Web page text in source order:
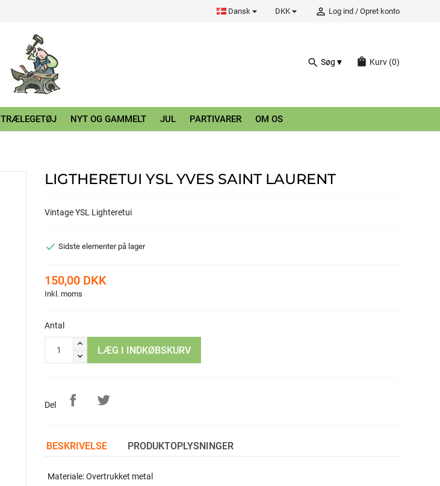
Dansk DKK person_outline Log ind / Opret konto
search Søg shopping_bag Kurv (0)
TRÆLEGETØJ NYT OG GAMMELT JUL PARTIVARER OM OS
LIGTHERETUI YSL YVES SAINT LAURENT
Vintage YSL Lighteretui
 Sidste elementer på lager
150,00 DKK
Inkl. moms
Antal
LÆG I INDKØBSKURV
Del
BESKRIVELSE PRODUKTOPLYSNINGER
Materiale: Overtrukket metal